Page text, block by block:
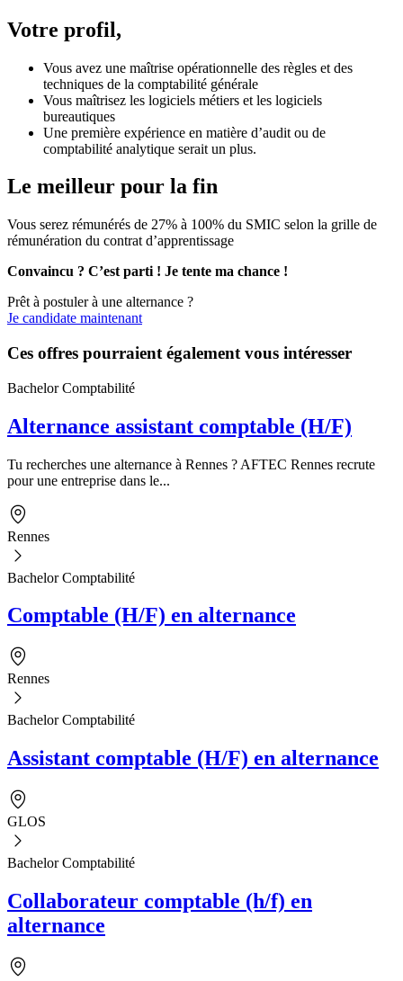
Votre profil,
Vous avez une maîtrise opérationnelle des règles et des
techniques de la comptabilité générale
Vous maîtrisez les logiciels métiers et les logiciels
bureautiques
Une première expérience en matière d’audit ou de
comptabilité analytique serait un plus.
Le meilleur pour la fin
Vous serez rémunérés de 27% à 100% du SMIC selon la grille de
rémunération du contrat d’apprentissage
Convaincu ? C’est parti ! Je tente ma chance !
Prêt à postuler à une alternance ?
Je candidate maintenant
Ces offres pourraient également vous intéresser
Bachelor Comptabilité
Alternance assistant comptable (H/F)
Tu recherches une alternance à Rennes ? AFTEC Rennes recrute
pour une entreprise dans le...
Rennes
Bachelor Comptabilité
Comptable (H/F) en alternance
Rennes
Bachelor Comptabilité
Assistant comptable (H/F) en alternance
GLOS
Bachelor Comptabilité
Collaborateur comptable (h/f) en
alternance